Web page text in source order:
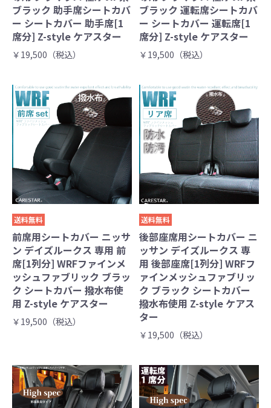
ブラック 助手席シートカバ
ー シートカバー 助手席[1
席分] Z-style ケアスター
￥19,500（税込）
ブラック 運転席シートカバ
ー シートカバー 運転席[1
席分] Z-style ケアスター
￥19,500（税込）
送料無料
前席用シートカバー ニッサ
ン デイズルークス 専用 前
席[1列分] WRFファインメ
ッシュファブリック ブラッ
ク シートカバー 撥水布使
用 Z-style ケアスター
￥19,500（税込）
送料無料
後部座席用シートカバー ニ
ッサン デイズルークス 専
用 後部座席[1列分] WRFフ
ァインメッシュファブリッ
ク ブラック シートカバー
撥水布使用 Z-style ケアス
ター
￥19,500（税込）